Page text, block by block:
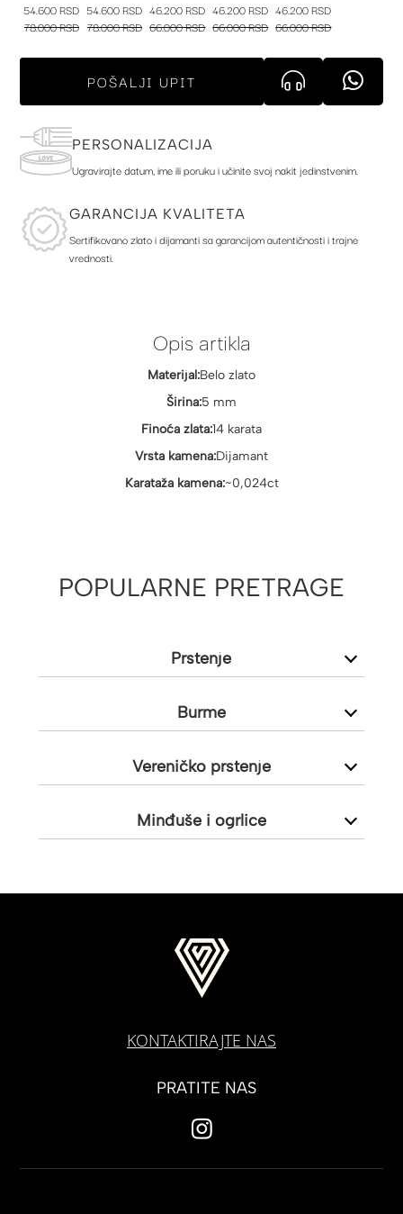
54.600 RSD
78.000 RSD
54.600 RSD
78.000 RSD
46.200 RSD
66.000 RSD
46.200 RSD
66.000 RSD
46.200 RSD
66.000 RSD
POŠALJI UPIT
PERSONALIZACIJA
Ugravirajte datum, ime ili poruku i učinite svoj nakit jedinstvenim.
GARANCIJA KVALITETA
Sertifikovano zlato i dijamanti sa garancijom autentičnosti i trajne
vrednosti.
Opis artikla
Materijal:Belo zlato
Širina:5 mm
Finoća zlata:14 karata
Vrsta kamena:Dijamant
Karataža kamena:~0,024ct
POPULARNE PRETRAGE
Prstenje
Burme
Vereničko prstenje
Minđuše i ogrlice
KONTAKTIRAJTE NAS
PRATITE NAS